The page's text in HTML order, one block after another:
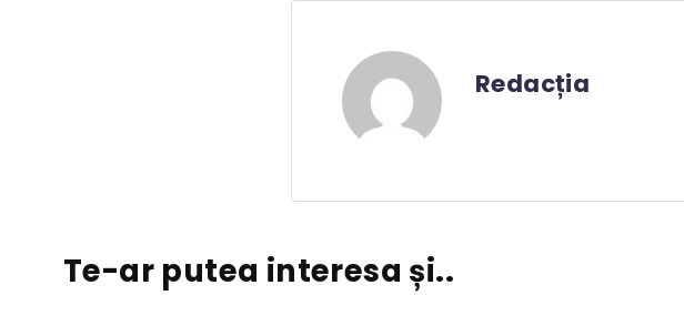
Redacția
Te-ar putea interesa și..